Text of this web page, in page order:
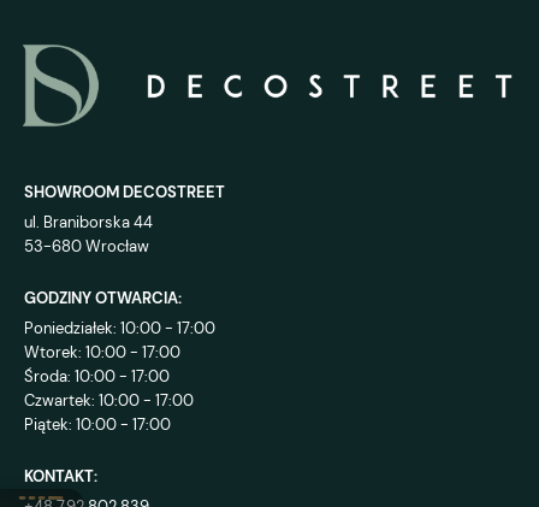
SHOWROOM DECOSTREET
ul. Braniborska 44
53-680 Wrocław
GODZINY OTWARCIA:
Poniedziałek: 10:00 - 17:00
Wtorek: 10:00 - 17:00
Środa: 10:00 - 17:00
Czwartek: 10:00 - 17:00
Piątek: 10:00 - 17:00
KONTAKT: